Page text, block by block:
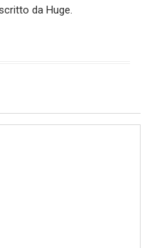
da Huge.